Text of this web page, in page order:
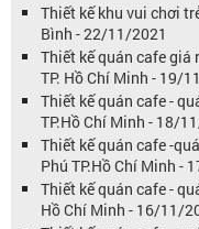
Thiết kế khu vui chơi
Bình - 22/11/2021
Thiết kế quán cafe giá
TP. Hồ Chí Minh - 19/
Thiết kế quán cafe -
TP.Hồ Chí Minh - 18/
Thiết kế quán cafe -
Phú TP.Hồ Chí Minh -
Thiết kế quán cafe -
Hồ Chí Minh - 16/11/